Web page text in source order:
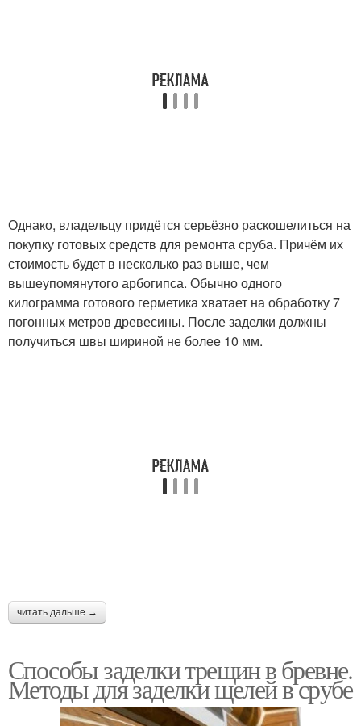
Однако, владельцу придётся серьёзно раскошелиться на
покупку готовых средств для ремонта сруба. Причём их
стоимость будет в несколько раз выше, чем
вышеупомянутого арбогипса. Обычно одного
килограмма готового герметика хватает на обработку 7
погонных метров древесины. После заделки должны
получиться швы шириной не более 10 мм.
читать дальше →
Способы заделки трещин в бревне.
Методы для заделки щелей в срубе